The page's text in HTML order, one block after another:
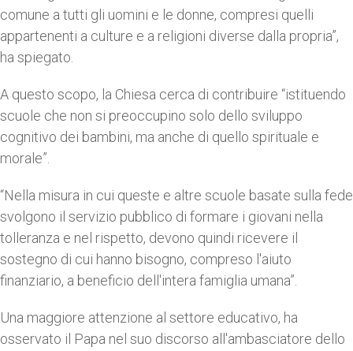
comune a tutti gli uomini e le donne, compresi quelli
appartenenti a culture e a religioni diverse dalla propria”,
ha spiegato.
A questo scopo, la Chiesa cerca di contribuire “istituendo
scuole che non si preoccupino solo dello sviluppo
cognitivo dei bambini, ma anche di quello spirituale e
morale”.
“Nella misura in cui queste e altre scuole basate sulla fede
svolgono il servizio pubblico di formare i giovani nella
tolleranza e nel rispetto, devono quindi ricevere il
sostegno di cui hanno bisogno, compreso l'aiuto
finanziario, a beneficio dell'intera famiglia umana”.
Una maggiore attenzione al settore educativo, ha
osservato il Papa nel suo discorso all'ambasciatore dello